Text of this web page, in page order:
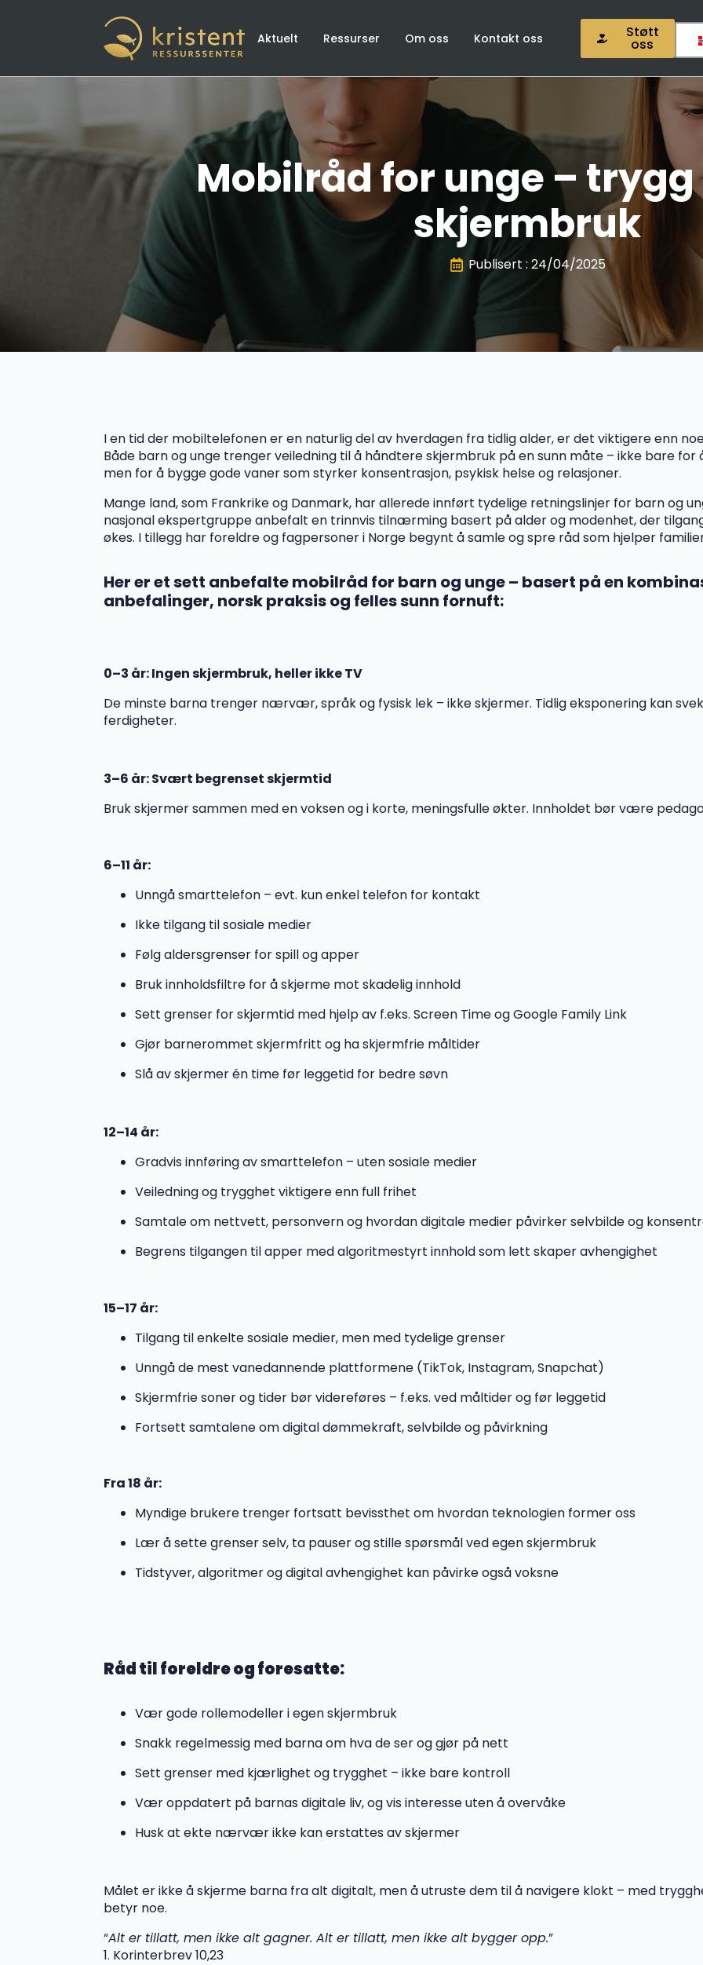
Aktuelt Ressurser Om oss Kontakt oss Støtt
oss
Mobilråd for unge – trygg
skjermbruk
Publisert : 24/04/2025
I en tid der mobiltelefonen er en naturlig del av hverdagen fra tidlig alder, er det viktigere enn
Både barn og unge trenger veiledning til å håndtere skjermbruk på en sunn måte – ikke bare for
men for å bygge gode vaner som styrker konsentrasjon, psykisk helse og relasjoner.
Mange land, som Frankrike og Danmark, har allerede innført tydelige retningslinjer for barn og
nasjonal ekspertgruppe anbefalt en trinnvis tilnærming basert på alder og modenhet, der
økes. I tillegg har foreldre og fagpersoner i Norge begynt å samle og spre råd som hjelper
Her er et sett anbefalte mobilråd for barn og unge – basert på en
anbefalinger, norsk praksis og felles sunn fornuft:
0–3 år: Ingen skjermbruk, heller ikke TV
De minste barna trenger nærvær, språk og fysisk lek – ikke skjermer. Tidlig eksponering kan
ferdigheter.
3–6 år: Svært begrenset skjermtid
Bruk skjermer sammen med en voksen og i korte, meningsfulle økter. Innholdet bør være
6–11 år:
Unngå smarttelefon – evt. kun enkel telefon for kontakt
Ikke tilgang til sosiale medier
Følg aldersgrenser for spill og apper
Bruk innholdsfiltre for å skjerme mot skadelig innhold
Sett grenser for skjermtid med hjelp av f.eks. Screen Time og Google Family Link
Gjør barnerommet skjermfritt og ha skjermfrie måltider
Slå av skjermer én time før leggetid for bedre søvn
12–14 år:
Gradvis innføring av smarttelefon – uten sosiale medier
Veiledning og trygghet viktigere enn full frihet
Samtale om nettvett, personvern og hvordan digitale medier påvirker selvbilde og
Begrens tilgangen til apper med algoritmestyrt innhold som lett skaper avhengighet
15–17 år:
Tilgang til enkelte sosiale medier, men med tydelige grenser
Unngå de mest vanedannende plattformene (TikTok, Instagram, Snapchat)
Skjermfrie soner og tider bør videreføres – f.eks. ved måltider og før leggetid
Fortsett samtalene om digital dømmekraft, selvbilde og påvirkning
Fra 18 år:
Myndige brukere trenger fortsatt bevissthet om hvordan teknologien former oss
Lær å sette grenser selv, ta pauser og stille spørsmål ved egen skjermbruk
Tidstyver, algoritmer og digital avhengighet kan påvirke også voksne
Råd til foreldre og foresatte:
Vær gode rollemodeller i egen skjermbruk
Snakk regelmessig med barna om hva de ser og gjør på nett
Sett grenser med kjærlighet og trygghet – ikke bare kontroll
Vær oppdatert på barnas digitale liv, og vis interesse uten å overvåke
Husk at ekte nærvær ikke kan erstattes av skjermer
Målet er ikke å skjerme barna fra alt digitalt, men å utruste dem til å navigere klokt – med
betyr noe.
“Alt er tillatt, men ikke alt gagner. Alt er tillatt, men ikke alt bygger opp.”
1. Korinterbrev 10,23